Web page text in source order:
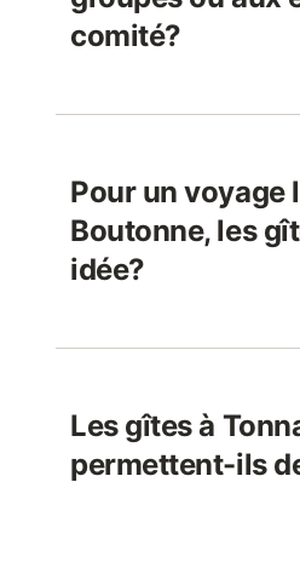
comité?
Pour un voyage
Boutonne, les
idée?
Les gîtes à
permettent-ils